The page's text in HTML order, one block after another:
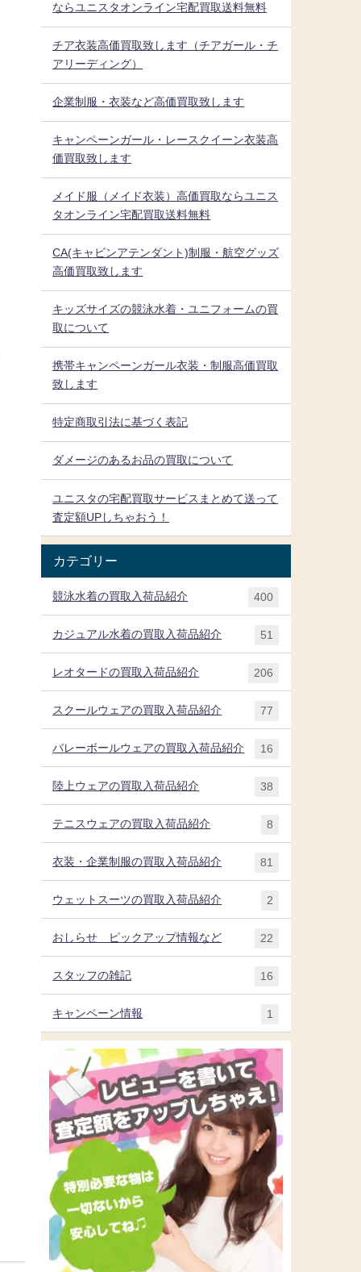
ならユニスタオンライン宅配買取送料無料
チア衣装高価買取致します（チアガール・チ
アリーディング）
企業制服・衣装など高価買取致します
キャンペーンガール・レースクイーン衣装高
価買取致します
メイド服（メイド衣装）高価買取ならユニス
タオンライン宅配買取送料無料
CA(キャビンアテンダント)制服・航空グッズ
高価買取致します
キッズサイズの競泳水着・ユニフォームの買
取について
携帯キャンペーンガール衣装・制服高価買取
致します
特定商取引法に基づく表記
ダメージのあるお品の買取について
ユニスタの宅配買取サービスまとめて送って
査定額UPしちゃおう！
カテゴリー
競泳水着の買取入荷品紹介 400
カジュアル水着の買取入荷品紹介 51
レオタードの買取入荷品紹介 206
スクールウェアの買取入荷品紹介 77
バレーボールウェアの買取入荷品紹介 16
陸上ウェアの買取入荷品紹介 38
テニスウェアの買取入荷品紹介 8
衣装・企業制服の買取入荷品紹介 81
ウェットスーツの買取入荷品紹介 2
おしらせ ピックアップ情報など 22
スタッフの雑記 16
キャンペーン情報 1